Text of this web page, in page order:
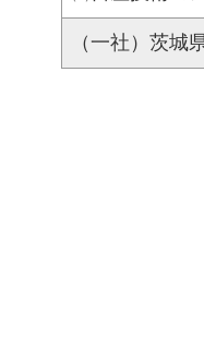
（一社）茨城